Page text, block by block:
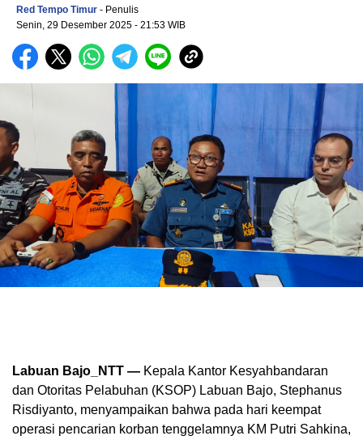
Red Tempo Timur - Penulis
Senin, 29 Desember 2025 - 21:53 WIB
Labuan Bajo_NTT — Kepala Kantor Kesyahbandaran
dan Otoritas Pelabuhan (KSOP) Labuan Bajo, Stephanus
Risdiyanto, menyampaikan bahwa pada hari keempat
operasi pencarian korban tenggelamnya KM Putri Sahkina,